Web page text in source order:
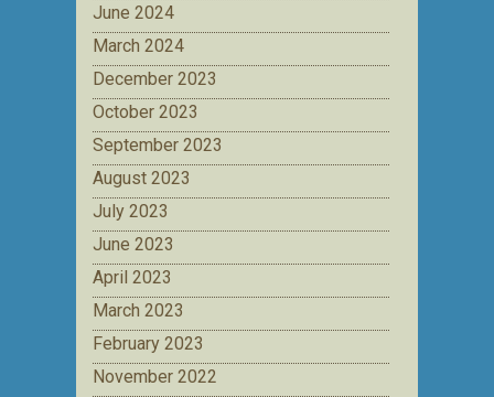
June 2024
March 2024
December 2023
October 2023
September 2023
August 2023
July 2023
June 2023
April 2023
March 2023
February 2023
November 2022